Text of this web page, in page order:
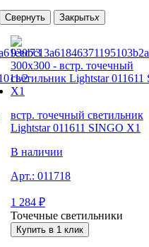
встр. точечный светильник
Lightstar 011611 SINGO X1
В наличии
Арт.: 011718
1 284 ₽
Точечные светильники
Купить в 1 клик
Свернуть Закрытьx